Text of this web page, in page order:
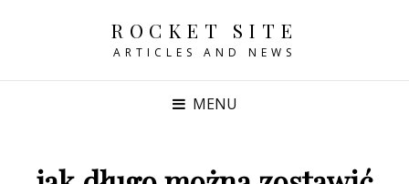
ROCKET SITE
ARTICLES AND NEWS
MENU